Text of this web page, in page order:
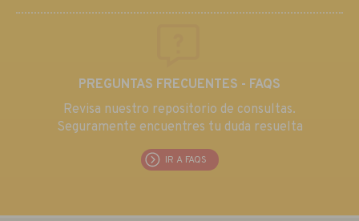
PREGUNTAS FRECUENTES - FAQS
Revisa nuestro repositorio de consultas.
Seguramente encuentres tu duda resuelta
IR A FAQS